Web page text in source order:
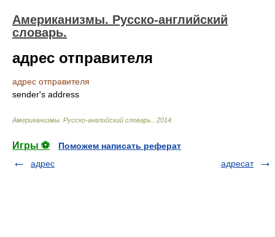
Американизмы. Русско-английский
словарь.
адрес отправителя
адрес отправителя
sender's address
Американизмы. Русско-английский словарь. 2014
Игры ⚽
Поможем написать реферат
адрес
адресат